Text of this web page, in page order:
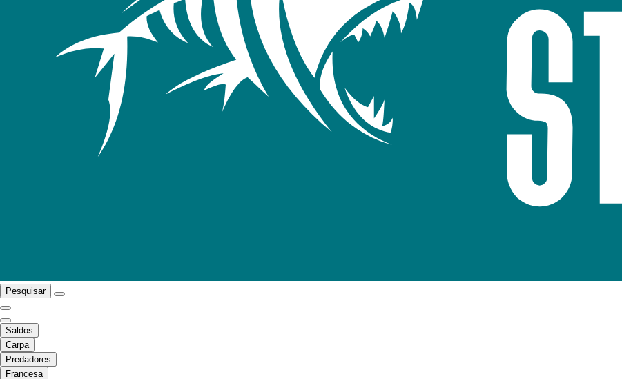
Pesquisar
Saldos
Carpa
Predadores
Francesa